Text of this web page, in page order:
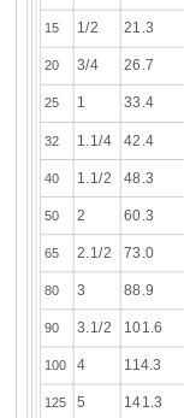
15 1/2 21.3
20 3/4 26.7
25 1 33.4
32 1.1/4 42.4
40 1.1/2 48.3
50 2 60.3
65 2.1/2 73.0
80 3 88.9
90 3.1/2 101.6
100 4 114.3
125 5 141.3